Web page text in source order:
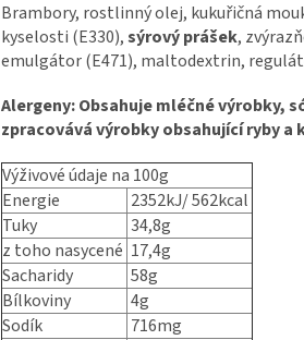
Brambory, rostlinný olej, kukuřičná
kyselosti (E330),sýrový prášek,
emulgátor (E471), maltodextrin,
Alergeny: Obsahuje mléčné výrobky,
zpracovává výrobky obsahující ryby a
Výživové údaje na 100g
Energie
2352kJ/ 562kcal
Tuky
34,8g
z toho nasycené 17,4g
Sacharidy
58g
Bílkoviny
4g
Sodík
716mg